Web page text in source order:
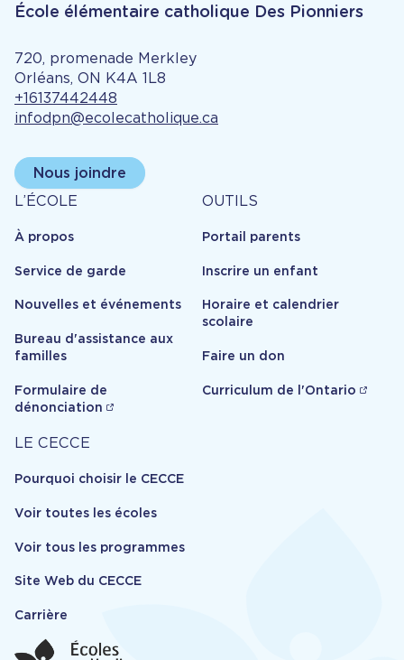
École élémentaire catholique Des Pionniers
720, promenade Merkley
Orléans, ON K4A 1L8
+16137442448
infodpn@ecolecatholique.ca
Nous joindre
À
propos
L’ÉCOLE
À propos
Service de garde
Nouvelles et événements
Bureau d'assistance aux
familles
Formulaire de
dénonciation
Outils
OUTILS
Portail parents
Inscrire un enfant
Horaire et calendrier
scolaire
Faire un don
Curriculum de l'Ontario
Carrière
LE CECCE
Pourquoi choisir le CECCE
Voir toutes les écoles
Voir tous les programmes
Site Web du CECCE
Carrière